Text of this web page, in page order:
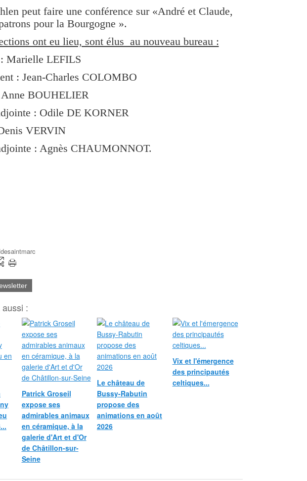
peut faire une conférence sur «André et Claude,
pour la Bourgogne ».
ont eu lieu, sont élus au nouveau bureau :
Marielle LEFILS
: Jean-Charles COLOMBO
Anne BOUHELIER
: Odile DE KORNER
VERVIN
: Agnès CHAUMONNOT.
:
Patrick Groseil
expose ses
admirables animaux
en céramique, à la
galerie d'Art et d'Or
de Châtillon-sur-
Seine
Le château de
Bussy-Rabutin
propose des
animations en août
2026
Vix et l'émergence
des principautés
celtiques...